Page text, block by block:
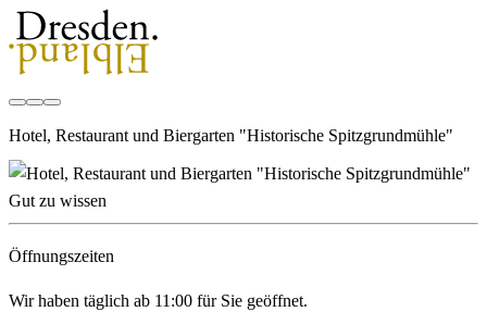
Hotel, Restaurant und Biergarten "Historische Spitzgrundmühle"
Gut zu wissen
Öffnungszeiten
Wir haben täglich ab 11:00 für Sie geöffnet.